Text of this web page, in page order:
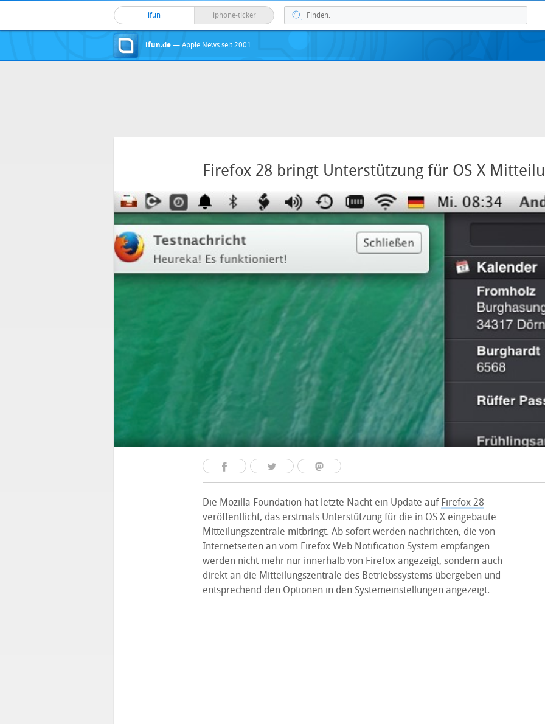
ifun iphone-ticker
ifun.de — Apple News seit 2001.
Firefox 28 bringt Unterstützung für OS X
Die Mozilla Foundation hat letzte Nacht ein Update auf Firefox 28
veröffentlicht, das erstmals Unterstützung für die in OS X eingebaute
Mitteilungszentrale mitbringt. Ab sofort werden nachrichten, die von
Internetseiten an vom Firefox Web Notification System empfangen
werden nicht mehr nur innerhalb von Firefox angezeigt, sondern auch
direkt an die Mitteilungszentrale des Betriebssystems übergeben und
entsprechend den Optionen in den Systemeinstellungen angezeigt.